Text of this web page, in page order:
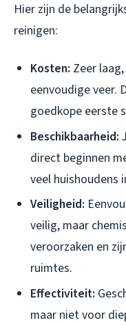
Hier zijn de
reinigen:
Kosten: Zeer
eenvoudige veer.
goedkope eerste
Beschikbaarheid:
direct beginnen
veel huishoudens
Veiligheid:
veilig, maar
veroorzaken en
ruimtes.
Effectiviteit:
maar niet voor